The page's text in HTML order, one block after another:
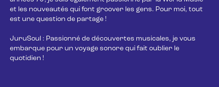
et les nouveautés qui font groover les gens. Pour moi, tout
est une question de partage !
JuruSoul : Passionné de découvertes musicales, je vous
embarque pour un voyage sonore qui fait oublier le
quotidien !